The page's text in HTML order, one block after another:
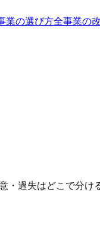
業の選び方全事業の
・過失はどこで分